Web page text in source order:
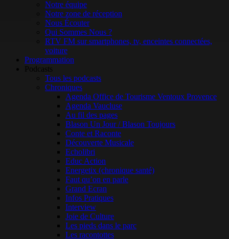
Notre équipe
Notre zone de réception
Nous Écouter
Qui Sommes Nous ?
RTV FM sur smartphones, tv, enceintes connectées,
voiture
Programmation
Podcasts
Tous les podcasts
Chroniques
Agenda Office de Tourisme Ventoux Provence
Agenda Vaucluse
Au fil des pages
Blason Un Jour / Blason Toujours
Conte et Raconte
Découverte Musicale
Echolibri
Educ Action
Energetix (chronique santé)
Faut qu’on en parle
Grand Ecran
Infos Pratiques
Interview
Joie de Culture
Les pieds dans le parc
Les racontottes